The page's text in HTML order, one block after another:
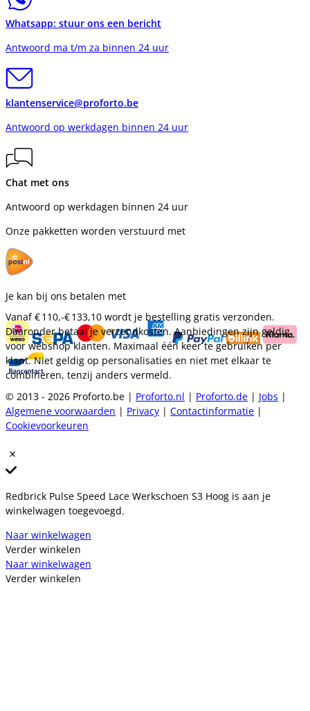
Whatsapp: stuur ons een bericht
Antwoord ma t/m za binnen 24 uur
klantenservice@proforto.be
Antwoord op werkdagen binnen 24 uur
Chat met ons
Antwoord op werkdagen binnen 24 uur
Onze pakketten worden verstuurd met
Je kan bij ons betalen met
Vanaf€ 110,-€ 133,10 wordt je bestelling gratis verzonden.
Daaronder betaal je verzendkosten. Aanbiedingen zijn geldig
voor webshop klanten. Maximaal één keer te gebruiken per
klant. Niet geldig op personalisaties en niet met elkaar te
combineren, tenzij anders vermeld.
© 2013 - 2026 Proforto.be | Proforto.nl | Proforto.de | Jobs |
Algemene voorwaarden | Privacy | Contactinformatie |
Cookievoorkeuren
Redbrick Pulse Speed Lace Werkschoen S3 Hoog is aan je
winkelwagen toegevoegd.
Naar winkelwagen
Verder winkelen
Naar winkelwagen
Verder winkelen